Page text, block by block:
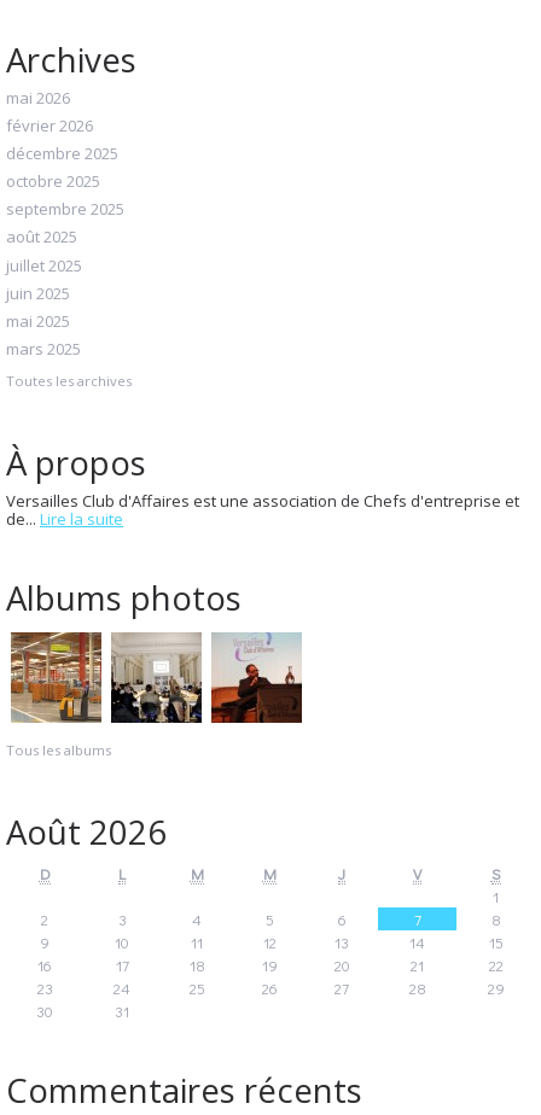
Archives
mai 2026
février 2026
décembre 2025
octobre 2025
septembre 2025
août 2025
juillet 2025
juin 2025
mai 2025
mars 2025
Toutes les archives
À propos
Versailles Club d'Affaires est une association de Chefs d'entreprise et
de... Lire la suite
Albums photos
Tous les albums
Août 2026
D L M M J V
S
1
2
3 4 5 6 7
8
9
10 11 12 13 14
15
16
17 18 19 20 21
22
23
24 25 26 27 28
29
30
31
Commentaires récents